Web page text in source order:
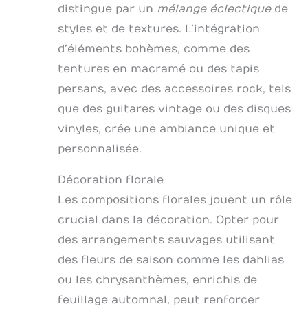
distingue par un mélange éclectiquede
styles et de textures. L’intégration
d’éléments bohèmes, comme des
tentures en macramé ou des tapis
persans, avec des accessoires rock, tels
que des guitares vintage ou des disques
vinyles, crée une ambiance unique et
personnalisée.
Décoration florale
Les compositions florales jouent un rôle
crucial dans la décoration. Opter pour
des arrangements sauvages utilisant
des fleurs de saison comme les dahlias
ou les chrysanthèmes, enrichis de
feuillage automnal, peut renforcer